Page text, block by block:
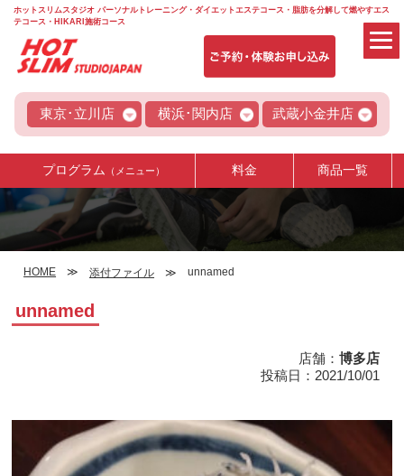
ホットスリムスタジオ パーソナルトレーニング・ダイエットエステコース・脂肪を分解して燃やすエス
テコース・HIKARI施術コース
東京･立川店 横浜･関内店 武蔵小金井店
プログラム （メニュー） 料金 商品一覧
HOME 添付ファイル unnamed
unnamed
店舗： 博多店
投稿日：2021/10/01